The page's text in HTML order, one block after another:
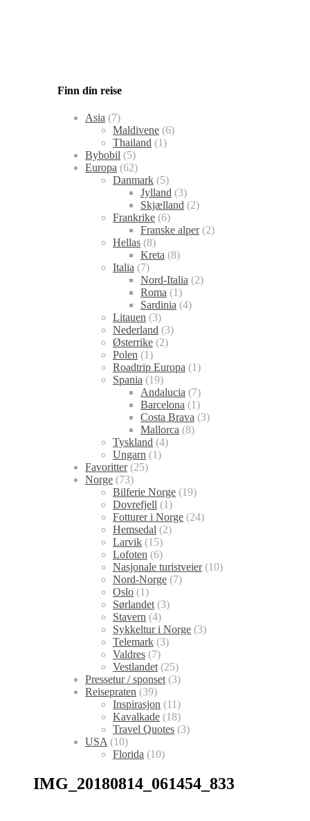
Finn din reise
Asia (7)
Maldivene (6)
Thailand (1)
Bybobil (5)
Europa (62)
Danmark (5)
Jylland (3)
Skjælland (2)
Frankrike (6)
Franske alper(2)
Hellas (8)
Kreta (8)
Italia (7)
Nord-Italia (2)
Roma (1)
Sardinia (4)
Litauen (3)
Nederland (3)
Østerrike (2)
Polen (1)
Roadtrip Europa (1)
Spania (19)
Andalucia (7)
Barcelona (1)
Costa Brava (3)
Mallorca (8)
Tyskland (4)
Ungarn (1)
Favoritter(25)
Norge (73)
Bilferie Norge (19)
Dovrefjell (1)
Fotturer i Norge (24)
Hemsedal (2)
Larvik (15)
Lofoten (6)
Nasjonale turistveier(10)
Nord-Norge (7)
Oslo (1)
Sørlandet (3)
Stavern (4)
Sykkeltur i Norge (3)
Telemark (3)
Valdres (7)
Vestlandet (25)
Pressetur / sponset (3)
Reisepraten (39)
Inspirasjon (11)
Kavalkade (18)
Travel Quotes (3)
USA (10)
Florida (10)
IMG_20180814_061454_833